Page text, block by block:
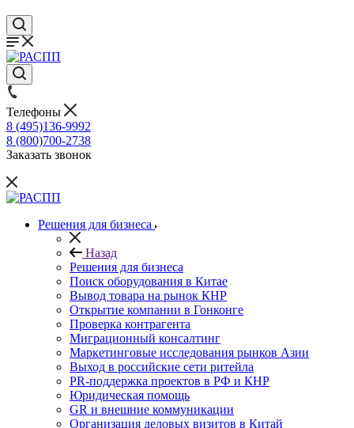
Телефоны
8 (495)136-9992
8 (800)700-2738
Заказать звонок
Решения для бизнеса
Назад
Решения для бизнеса
Поиск оборудования в Китае
Вывод товара на рынок КНР
Открытие компании в Гонконге
Проверка контрагента
Миграционный консалтинг
Маркетинговые исследования рынков Азии
Выход в российские сети ритейла
PR-поддержка проектов в РФ и КНР
Юридическая помощь
GR и внешние коммуникации
Организация деловых визитов в Китай